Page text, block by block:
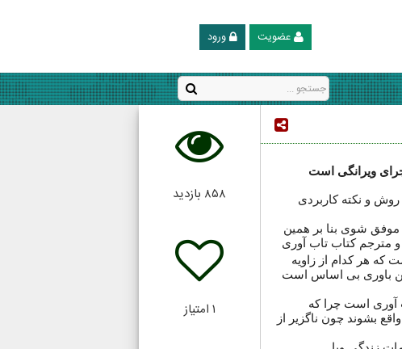
ورود عضویت
ویرانگی است
تاب آوری در فرزندان خود را تقویت کنیم و از آنان حمایت کنیم؟ این مهم چگونه میسر خواهد بود در اینجا ۱۲ روش و نکته کاربردی
موفق شوی بنا بر همین
و مترجم کتاب تاب آوری
که هر کدام از زاویه
باوری بی اساس است
آوری است چرا که
بشوند چون ناگزیر از
۸۵۸ بازدید
۱ امتیاز